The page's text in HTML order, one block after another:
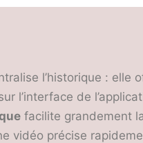
l’historique : elle
l’interface de
facilite grandement
vidéo précise